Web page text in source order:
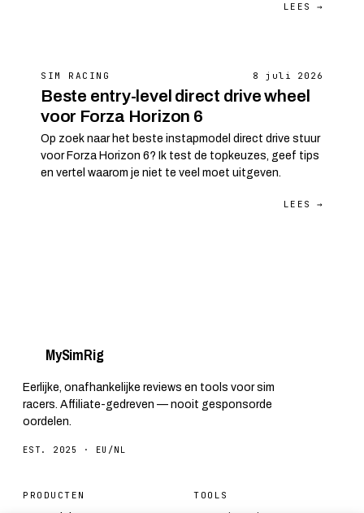
LEES →
SIM RACING 8 juli 2026
Beste entry-level direct drive wheel
voor Forza Horizon 6
Op zoek naar het beste instapmodel direct drive stuur
voor Forza Horizon 6? Ik test de topkeuzes, geef tips
en vertel waarom je niet te veel moet uitgeven.
LEES →
MySimRig
Eerlijke, onafhankelijke reviews en tools voor sim
racers. Affiliate-gedreven — nooit gesponsorde
oordelen.
EST. 2025 · EU/NL
PRODUCTEN TOOLS